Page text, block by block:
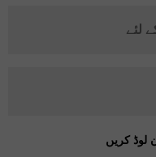
لئے
لوڈ کریں